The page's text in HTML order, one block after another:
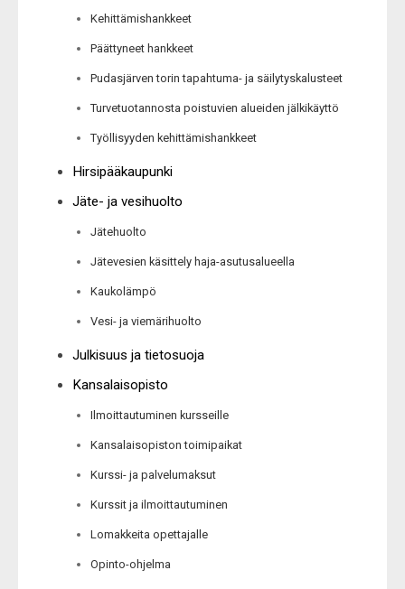
Kehittämishankkeet
Päättyneet hankkeet
Pudasjärven torin tapahtuma- ja säilytyskalusteet
Turvetuotannosta poistuvien alueiden jälkikäyttö
Työllisyyden kehittämishankkeet
Hirsipääkaupunki
Jäte- ja vesihuolto
Jätehuolto
Jätevesien käsittely haja-asutusalueella
Kaukolämpö
Vesi- ja viemärihuolto
Julkisuus ja tietosuoja
Kansalaisopisto
Ilmoittautuminen kursseille
Kansalaisopiston toimipaikat
Kurssi- ja palvelumaksut
Kurssit ja ilmoittautuminen
Lomakkeita opettajalle
Opinto-ohjelma